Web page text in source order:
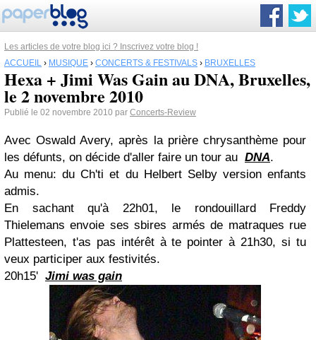
Les articles de votre blog ici ? Inscrivez votre blog !
ACCUEIL › MUSIQUE › CONCERTS & FESTIVALS › BRUXELLES
Hexa + Jimi Was Gain au DNA, Bruxelles,
le 2 novembre 2010
Publié le 02 novembre 2010 par Concerts-Review
Avec Oswald Avery, après la prière chrysanthème pour
les défunts, on décide d'aller faire un tour au DNA.
Au menu: du Ch'ti et du Helbert Selby version enfants
admis.
En sachant qu'à 22h01, le rondouillard Freddy
Thielemans envoie ses sbires armés de matraques rue
Plattesteen, t'as pas intérêt à te pointer à 21h30, si tu
veux participer aux festivités.
20h15' Jimi was gain